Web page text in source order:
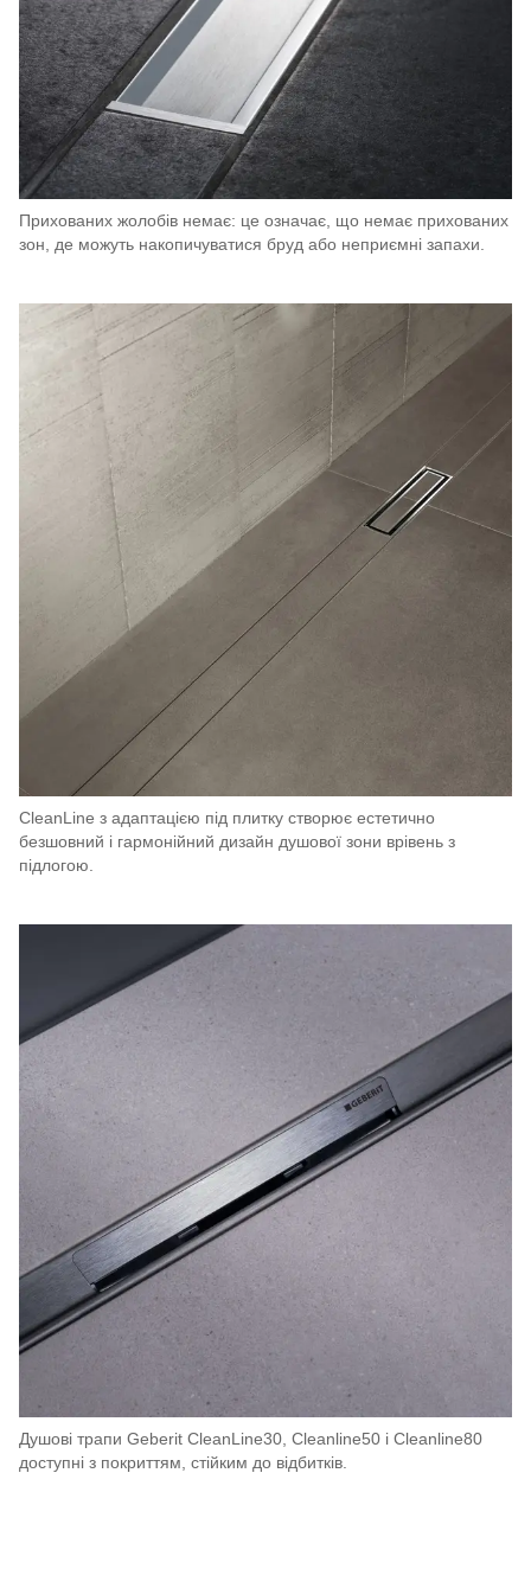
Прихованих жолобів немає: це означає, що немає прихованих
зон, де можуть накопичуватися бруд або неприємні запахи.
CleanLine з адаптацією під плитку створює естетично
безшовний і гармонійний дизайн душової зони врівень з
підлогою.
Душові трапи Geberit CleanLine30, Cleanline50 і Cleanline80
доступні з покриттям, стійким до відбитків.